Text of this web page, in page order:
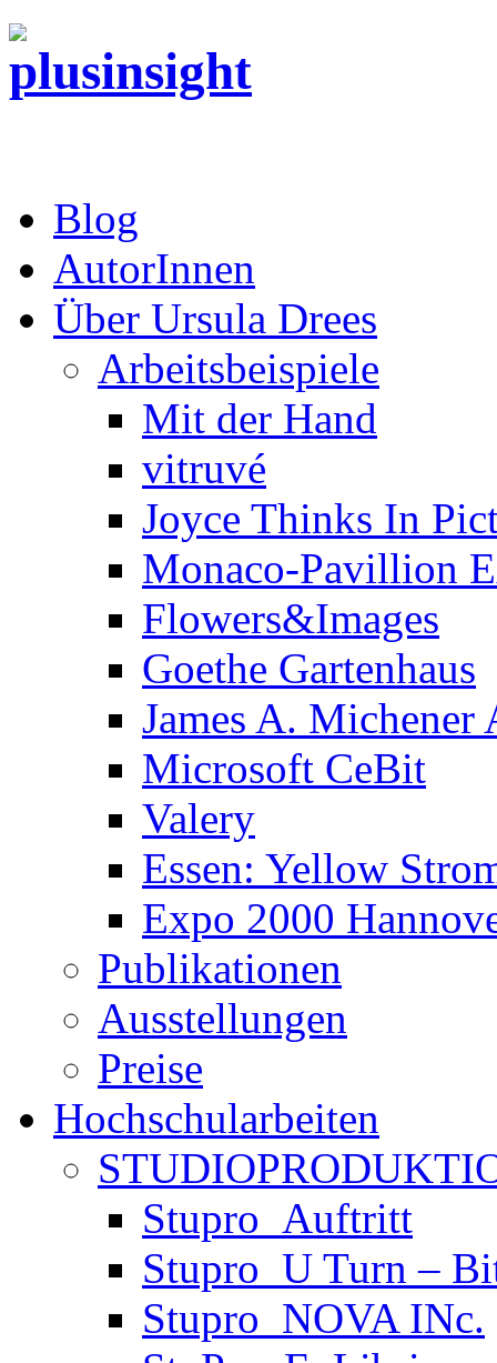
Blog
AutorInnen
Über Ursula Drees
Arbeitsbeispiele
Mit der Hand
vitruvé
Joyce Thinks In
Monaco-Pavillion
Flowers&Images
Goethe Gartenhaus
James A. Michener
Microsoft CeBit
Valery
Essen: Yellow
Expo 2000
Publikationen
Ausstellungen
Preise
Hochschularbeiten
Stupro_Auftritt
Stupro_U Turn –
Stupro_NOVA INc.